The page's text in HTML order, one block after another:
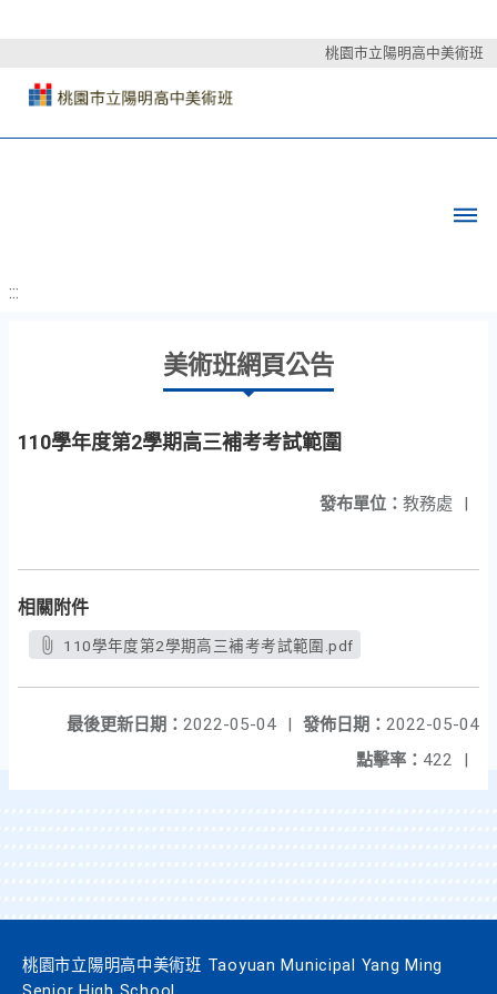
桃園市立陽明高中美術班
:::
美術班網頁公告
110學年度第2學期高三補考考試範圍
發布單位： 教務處 |
相關附件
110學年度第2學期高三補考考試範圍.pdf
發佈日期： 2022-05-04
最後更新日期： 2022-05-04
|
點擊率： 422 |
桃園市立陽明高中美術班 Taoyuan Municipal Yang Ming